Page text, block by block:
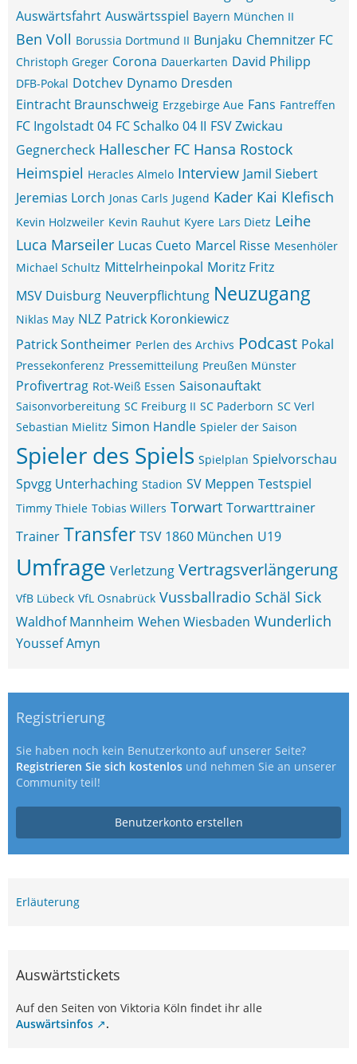
Auswärtsfahrt Auswärtsspiel Bayern München II
Ben Voll Borussia Dortmund II Bunjaku Chemnitzer FC
Christoph Greger Corona Dauerkarten David Philipp
DFB-Pokal Dotchev Dynamo Dresden
Eintracht Braunschweig Erzgebirge Aue Fans Fantreffen
FC Ingolstadt 04 FC Schalko 04 II FSV Zwickau
Gegnercheck Hallescher FC Hansa Rostock
Heimspiel Heracles Almelo Interview Jamil Siebert
Jeremias Lorch Jonas Carls Jugend Kader Kai Klefisch
Kevin Holzweiler Kevin Rauhut Kyere Lars Dietz Leihe
Luca Marseiler Lucas Cueto Marcel Risse Mesenhöler
Michael Schultz Mittelrheinpokal Moritz Fritz
MSV Duisburg Neuverpflichtung Neuzugang
Niklas May NLZ Patrick Koronkiewicz
Patrick Sontheimer Perlen des Archivs Podcast Pokal
Pressekonferenz Pressemitteilung Preußen Münster
Profivertrag Rot-Weiß Essen Saisonauftakt
Saisonvorbereitung SC Freiburg II SC Paderborn SC Verl
Sebastian Mielitz Simon Handle Spieler der Saison
Spieler des Spiels Spielplan Spielvorschau
Spvgg Unterhaching Stadion SV Meppen Testspiel
Timmy Thiele Tobias Willers Torwart Torwarttrainer
Trainer Transfer TSV 1860 München U19
Umfrage Verletzung Vertragsverlängerung
VfB Lübeck VfL Osnabrück Vussballradio Schäl Sick
Waldhof Mannheim Wehen Wiesbaden Wunderlich
Youssef Amyn
Registrierung
Sie haben noch kein Benutzerkonto auf unserer Seite?
Registrieren Sie sich kostenlos und nehmen Sie an unserer
Community teil!
Benutzerkonto erstellen
Erläuterung
Auswärtstickets
Auf den Seiten von Viktoria Köln findet ihr alle
Auswärtsinfos
.